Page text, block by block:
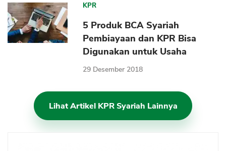
KPR
5 Produk BCA Syariah
Pembiayaan dan KPR Bisa
Digunakan untuk Usaha
29 Desember 2018
Lihat Artikel KPR Syariah Lainnya